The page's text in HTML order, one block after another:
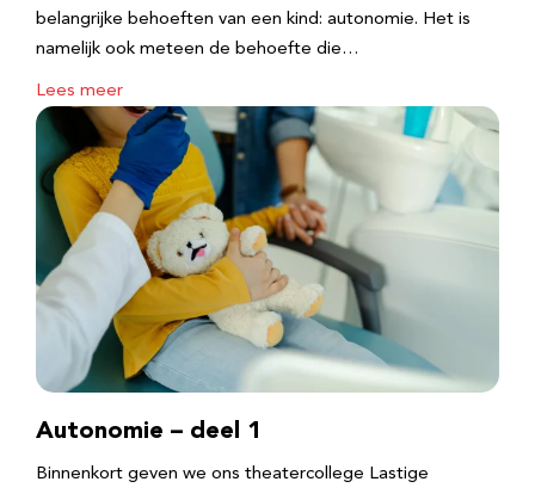
belangrijke behoeften van een kind: autonomie. Het is
namelijk ook meteen de behoefte die…
Lees meer
Autonomie – deel 1
Binnenkort geven we ons theatercollege Lastige